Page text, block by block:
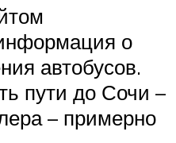
о
автобусов.
пути до Сочи –
– примерно